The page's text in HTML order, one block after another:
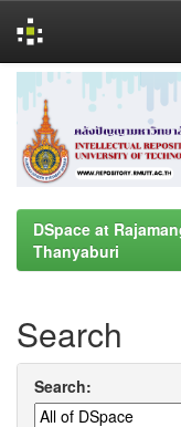
navigation
DSpace at
Thanyaburi
Search
Search: